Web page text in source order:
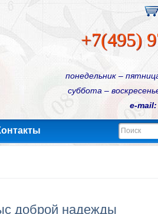
+7(495)
понедельник –
суббота –
e-
доброй надежды